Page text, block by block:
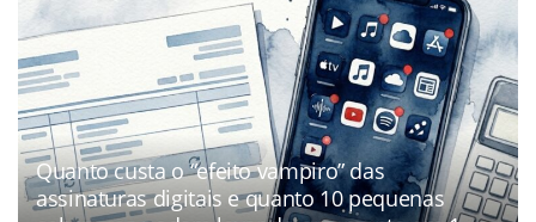
Quanto custa o “efeito vampiro” das
assinaturas digitais e quanto 10 pequenas